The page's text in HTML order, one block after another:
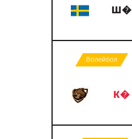
Ш�
Волейбол
К�